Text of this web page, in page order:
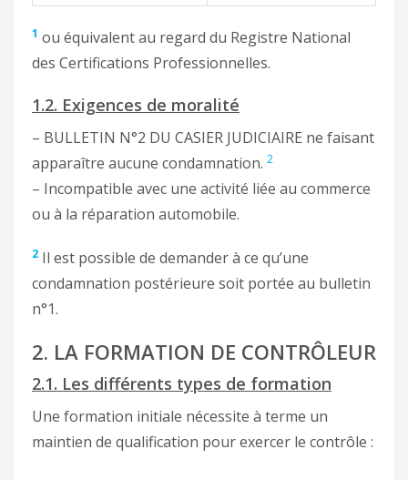
1 ou équivalent au regard du Registre National
des Certifications Professionnelles.
1.2. Exigences de moralité
– BULLETIN N°2 DU CASIER JUDICIAIRE ne faisant
apparaître aucune condamnation. 2
– Incompatible avec une activité liée au commerce
ou à la réparation automobile.
2 Il est possible de demander à ce qu’une
condamnation postérieure soit portée au bulletin
n°1.
2. LA FORMATION DE CONTRÔLEUR
2.1. Les différents types de formation
Une formation initiale nécessite à terme un
maintien de qualification pour exercer le contrôle :